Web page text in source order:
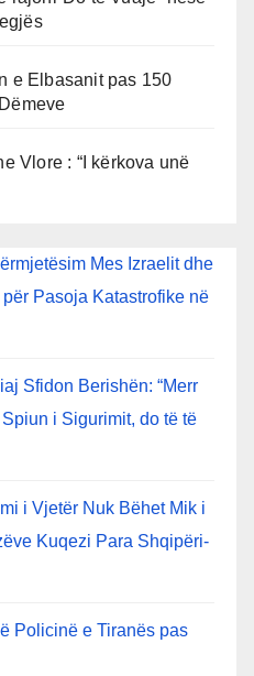
e Elbasanit pas 150
Vlore : “I kërkova unë
Mes Izraelit dhe
Pasoja Katastrofike në
Sfidon Berishën: “Merr
i Sigurimit, do të të
i Vjetër Nuk Bëhet Mik i
Kuqezi Para Shqipëri-
Policinë e Tiranës pas